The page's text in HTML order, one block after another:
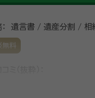
遺言書 / 遺産分割 / 相
無料